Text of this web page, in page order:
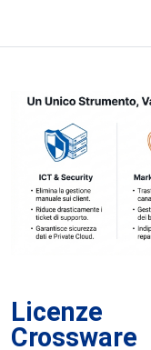
Crossware